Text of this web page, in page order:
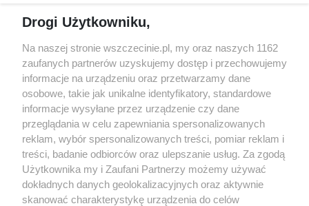
targi
Wernisaże
Więcej
Specjalny koncert z okazji
20. urodzin portalu
wSzczecinie.pl
Regulamin konkursów
śniadaniówka "Hej
Szczecin! Jest piątek!"
Partnerzy
Drogi Użytkowniku,
Na naszej stronie wszczecinie.pl, my oraz naszych 1162
zaufanych partnerów uzyskujemy dostęp i przechowujemy
informacje na urządzeniu oraz przetwarzamy dane
osobowe, takie jak unikalne identyfikatory, standardowe
informacje wysyłane przez urządzenie czy dane
przeglądania w celu zapewniania spersonalizowanych
reklam, wybór spersonalizowanych treści, pomiar reklam i
treści, badanie odbiorców oraz ulepszanie usług. Za zgodą
Użytkownika my i Zaufani Partnerzy możemy używać
dokładnych danych geolokalizacyjnych oraz aktywnie
skanować charakterystykę urządzenia do celów